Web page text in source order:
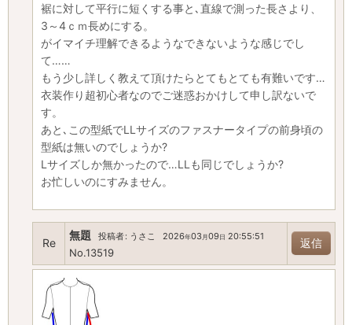
裾に対して平行に短くする事と､直線で測った長さより、
3～4ｃｍ長めにする。
がイマイチ理解できるようなできないような感じでし
て……
もう少し詳しく教えて頂けたらとてもとても有難いです…
衣装作り超初心者なのでご迷惑おかけして申し訳ないで
す。
あと､この型紙でLLサイズのファスナータイプの前身頃の
型紙は無いのでしょうか?
Lサイズしか無かったので…LLも同じでしょうか?
お忙しいのにすみません。
Re
無題 投稿者: うさこ 2026年03 月09 日 20:55:51
No.13519
返信